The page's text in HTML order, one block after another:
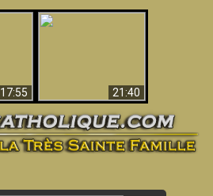
17:55
21:40